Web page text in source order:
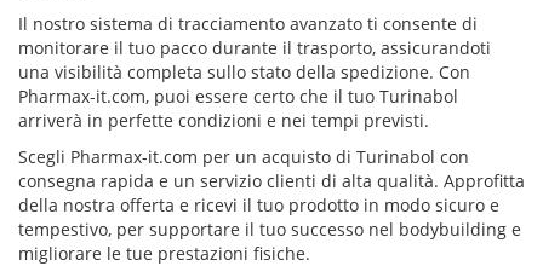
Il nostro sistema di tracciamento avanzato ti consente di
monitorare il tuo pacco durante il trasporto, assicurandoti
una visibilità completa sullo stato della spedizione. Con
Pharmax-it.com, puoi essere certo che il tuo Turinabol
arriverà in perfette condizioni e nei tempi previsti.
Scegli Pharmax-it.com per un acquisto di Turinabol con
consegna rapida e un servizio clienti di alta qualità. Approfitta
della nostra offerta e ricevi il tuo prodotto in modo sicuro e
tempestivo, per supportare il tuo successo nel bodybuilding e
migliorare le tue prestazioni fisiche.